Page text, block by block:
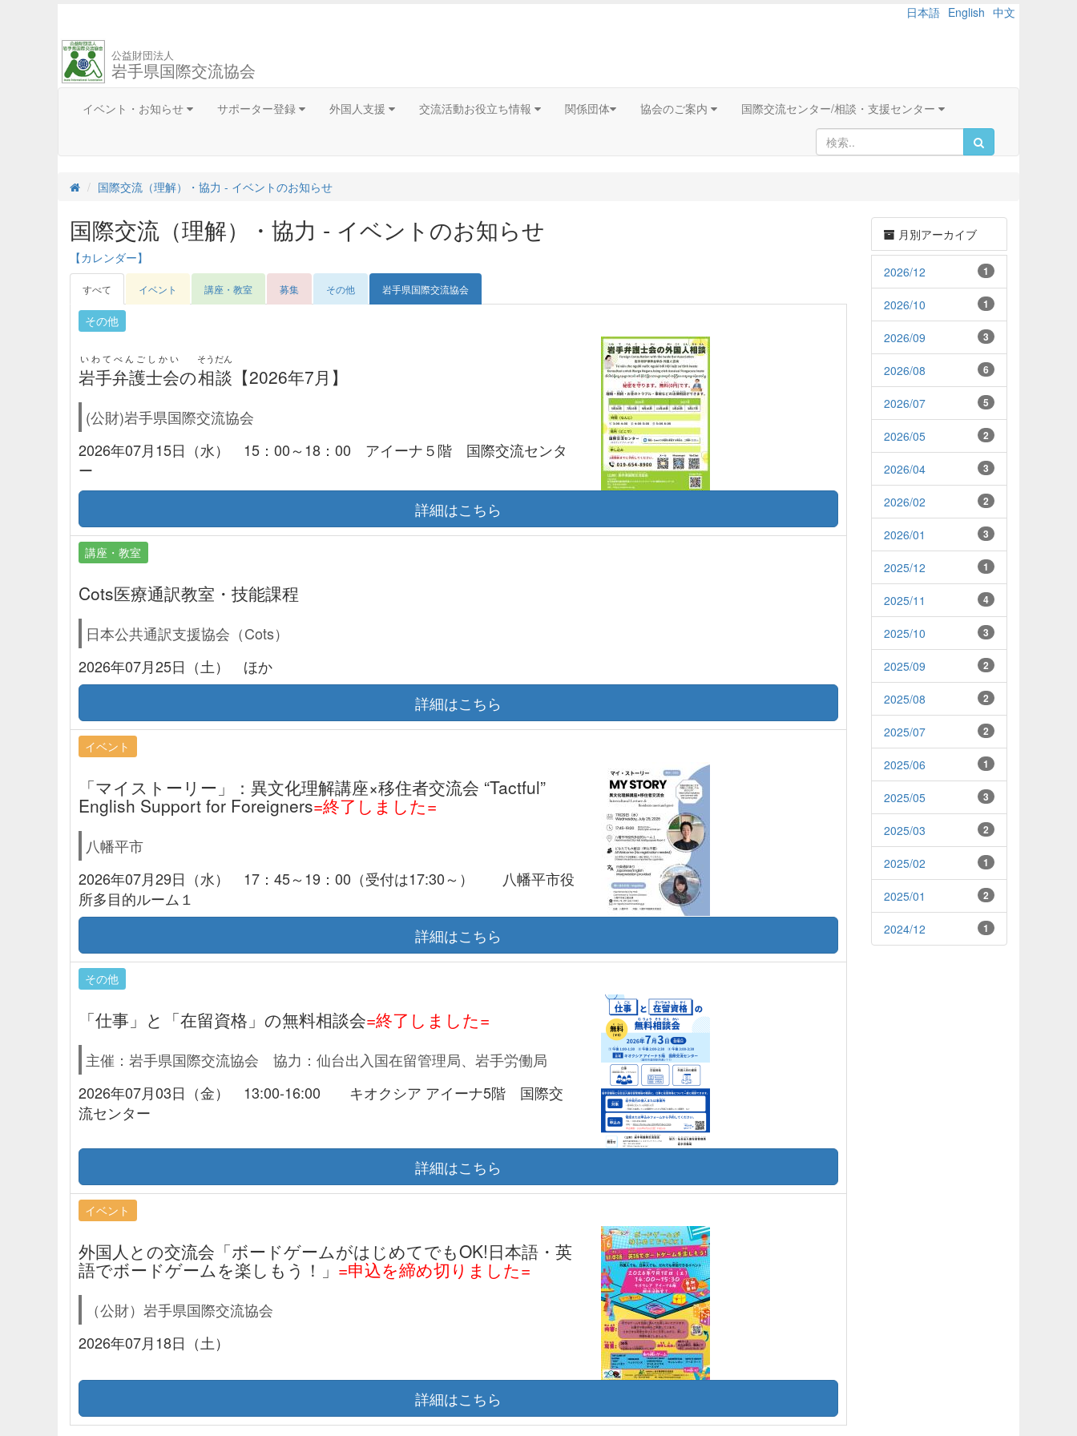
日本語 English 中文
公益財団法人
岩手県国際交流協会
イベント・お知らせ サポーター登録 外国人支援 交流活動お役立ち情報 関係団体 協会のご案内 国際交流センター/相談・支援センター
国際交流（理解）・協力 - イベントのお知らせ
国際交流（理解）・協力 - イベントのお知らせ
【カレンダー】
すべて イベント 講座・教室 募集 その他 岩手県国際交流協会
その他
岩手弁護士会
いわてべんごしかい
の相談
そうだん
【2026年7月】
(公財)岩手県国際交流協会
2026年07月15日（水） 15：00～18：00 アイーナ５階 国際交流センタ
ー
詳細はこちら
講座・教室
Cots医療通訳教室・技能課程
日本公共通訳支援協会（Cots）
2026年07月25日（土） ほか
詳細はこちら
イベント
「マイストーリー」：異文化理解講座×移住者交流会 “Tactful”
English Support for Foreigners=終了しました=
八幡平市
2026年07月29日（水） 17：45～19：00（受付は17:30～） 八幡平市役
所多目的ルーム１
詳細はこちら
その他
「仕事」と「在留資格」の無料相談会=終了しました=
主催：岩手県国際交流協会 協力：仙台出入国在留管理局、岩手労働局
2026年07月03日（金） 13:00-16:00 キオクシア アイーナ5階 国際交
流センター
詳細はこちら
イベント
外国人との交流会「ボードゲームがはじめてでもOK!日本語・英
語でボードゲームを楽しもう！」 =申込を締め切りました=
（公財）岩手県国際交流協会
2026年07月18日（土）
詳細はこちら
月別アーカイブ
2026/12 1
2026/10 1
2026/09 3
2026/08 6
2026/07 5
2026/05 2
2026/04 3
2026/02 2
2026/01 3
2025/12 1
2025/11 4
2025/10 3
2025/09 2
2025/08 2
2025/07 2
2025/06 1
2025/05 3
2025/03 2
2025/02 1
2025/01 2
2024/12 1